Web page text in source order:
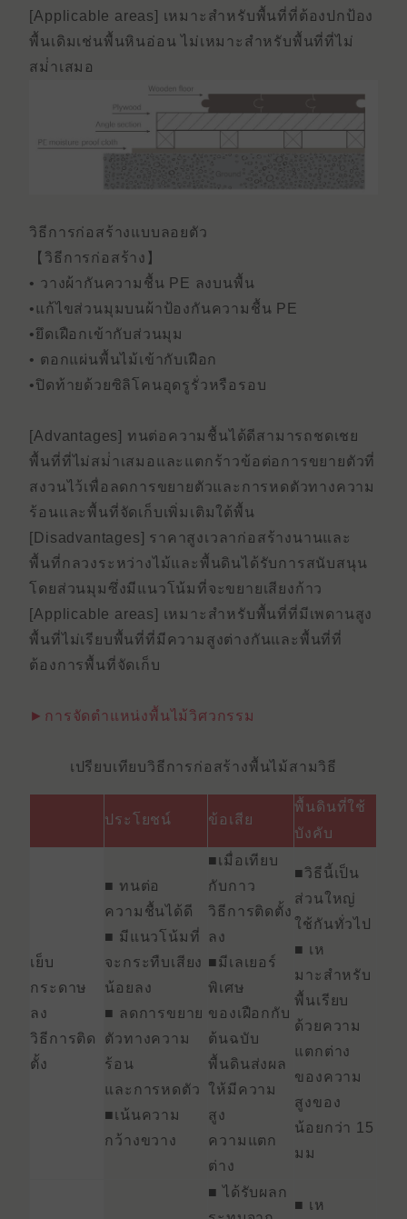
[Applicable areas] เหมาะสําหรับพื้นที่ที่ต้องปกป้อง
พื้นเดิมเช่นพื้นหินอ่อน ไม่เหมาะสําหรับพื้นที่ที่ไม่
สม่ําเสมอ
วิธีการก่อสร้างแบบลอยตัว
【วิธีการก่อสร้าง】
• วางผ้ากันความชื้น PE ลงบนพื้น
•แก้ไขส่วนมุมบนผ้าป้องกันความชื้น PE
•ยึดเฝือกเข้ากับส่วนมุม
• ตอกแผ่นพื้นไม้เข้ากับเฝือก
•ปิดท้ายด้วยซิลิโคนอุดรูรั่วหรือรอบ
[Advantages] ทนต่อความชื้นได้ดีสามารถชดเชย
พื้นที่ที่ไม่สม่ําเสมอและแตกร้าวข้อต่อการขยายตัวที่
สงวนไว้เพื่อลดการขยายตัวและการหดตัวทางความ
ร้อนและพื้นที่จัดเก็บเพิ่มเติมใต้พื้น
[Disadvantages] ราคาสูงเวลาก่อสร้างนานและ
พื้นที่กลวงระหว่างไม้และพื้นดินได้รับการสนับสนุน
โดยส่วนมุมซึ่งมีแนวโน้มที่จะขยายเสียงก้าว
[Applicable areas] เหมาะสําหรับพื้นที่ที่มีเพดานสูง
พื้นที่ไม่เรียบพื้นที่ที่มีความสูงต่างกันและพื้นที่ที่
ต้องการพื้นที่จัดเก็บ
►การจัดตําแหน่งพื้นไม้วิศวกรรม
เปรียบเทียบวิธีการก่อสร้างพื้นไม้สามวิธี
ประโยชน์ ข้อเสีย
พื้นดินที่ใช้
บังคับ
เย็บ
กระดาษ
ลง
วิธีการติด
ตั้ง
■ ทนต่อ
ความชื้นได้ดี
■ มีแนวโน้มที่
จะกระทืบเสียง
น้อยลง
■ ลดการขยาย
ตัวทางความ
ร้อน
และการหดตัว
■เน้นความ
กว้างขวาง
■เมื่อเทียบ
กับกาว
วิธีการติดตั้ง
ลง
■มีเลเยอร์
พิเศษ
ของเฝือกกับ
ต้นฉบับ
พื้นดินส่งผล
ให้มีความ
สูง
ความแตก
ต่าง
■วิธีนี้เป็น
ส่วนใหญ่
ใช้กันทั่วไป
■ เห
มาะสําหรับ
พื้นเรียบ
ด้วยความ
แตกต่าง
ของความ
สูงของ
น้อยกว่า 15
มม
■ ได้รับผลก
■ เห